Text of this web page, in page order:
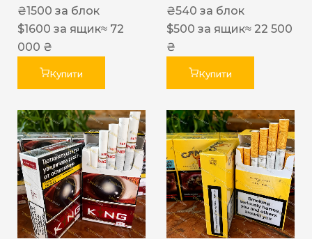
₴1500 за блок
$1600 за ящик≈ 72
000 ₴
Купити
₴540 за блок
$500 за ящик≈ 22 500
₴
Купити